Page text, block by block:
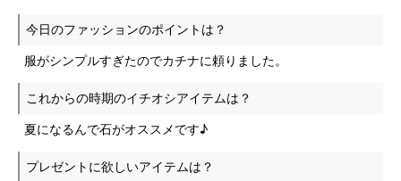
今日のファッションのポイントは？
服がシンプルすぎたのでカチナに頼りました。
これからの時期のイチオシアイテムは？
夏になるんで石がオススメです♪
プレゼントに欲しいアイテムは？